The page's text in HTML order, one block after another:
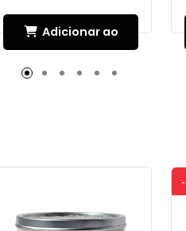
Adicionar ao
Carrinho